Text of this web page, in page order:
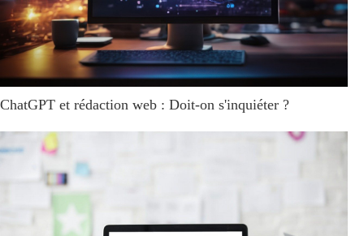
ChatGPT et rédaction web : Doit-on s'inquiéter ?